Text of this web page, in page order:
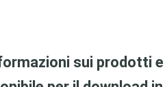
sui prodotti